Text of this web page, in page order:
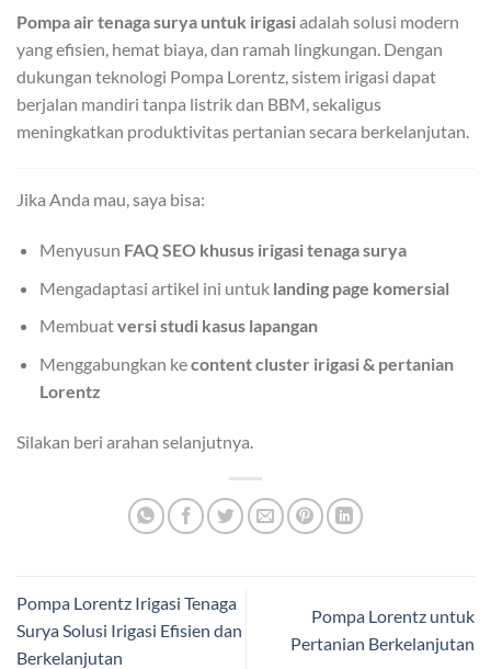
Pompa air tenaga surya untuk irigasiadalah solusi modern
yang efisien, hemat biaya, dan ramah lingkungan. Dengan
dukungan teknologi Pompa Lorentz, sistem irigasi dapat
berjalan mandiri tanpa listrik dan BBM, sekaligus
meningkatkan produktivitas pertanian secara berkelanjutan.
Jika Anda mau, saya bisa:
Menyusun FAQ SEO khusus irigasi tenaga surya
Mengadaptasi artikel ini untuk landing page komersial
Membuatversi studi kasus lapangan
Menggabungkan kecontent cluster irigasi & pertanian
Lorentz
Silakan beri arahan selanjutnya.
Pompa Lorentz Irigasi Tenaga
Surya Solusi Irigasi Efisien dan
Berkelanjutan
Pompa Lorentz untuk
Pertanian Berkelanjutan